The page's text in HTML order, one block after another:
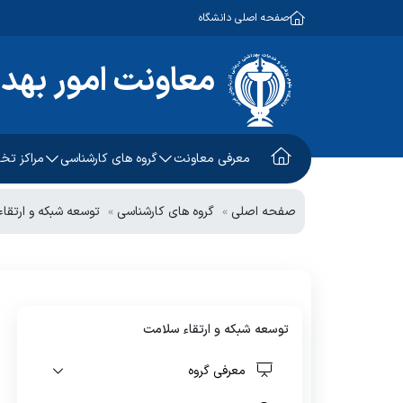
صفحه اصلی دانشگاه
معاونت امور
معرفی معاونت
معاون امور بهداشتی
گروه های کارشناسی
آموزش و ارتقاء سلامت
مراکز
طب کار
صفحه اصلی گروه های کارشناسی توسعه شبکه و
توسعه شبکه و ارتقاء سلامت
معرفی گروه